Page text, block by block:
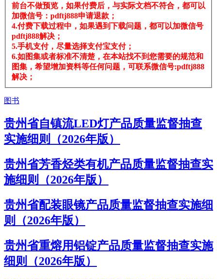
前台不做预览，如果付费后，与实际文档不符合，都可以
加微信号：pdftj888申请退款；
4.付费下载过程中，如果遇到下载问题，都可以加微信号
pdftj888解决；
5.手机支付，尽量选择支付宝支付；
6.如图集或者标准不清楚，在本站找不到您需要的规范和
图集，希望增加资料等任何问题，可联系微信号:pdftj888
解决；
图书
贵州省自镇流LED灯产品质量监督抽查
实施细则（2026年版）
贵州省芳香烃类有机产品质量监督抽查实
施细则（2026年版）
贵州省配装眼镜产品质量监督抽查实施细
则（2026年版）
贵州省重熔用铝锭产品质量监督抽查实施
细则（2026年版）